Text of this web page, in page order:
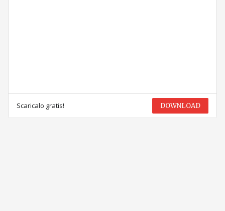
Scaricalo gratis! DOWNLOAD